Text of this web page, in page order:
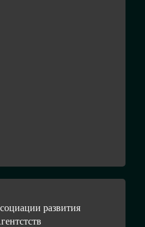
развития